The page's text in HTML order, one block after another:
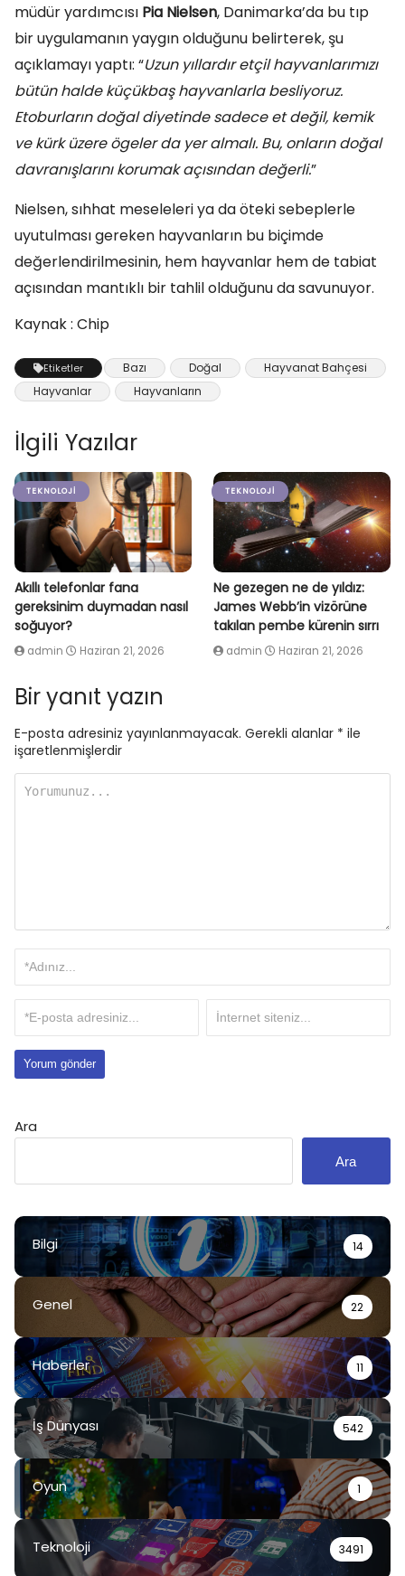
müdür yardımcısı Pia Nielsen, Danimarka’da bu tıp
bir uygulamanın yaygın olduğunu belirterek, şu
açıklamayı yaptı: “Uzun yıllardır etçil hayvanlarımızı
bütün halde küçükbaş hayvanlarla besliyoruz.
Etoburların doğal diyetinde sadece et değil, kemik
ve kürk üzere ögeler da yer almalı. Bu, onların doğal
davranışlarını korumak açısından değerli.”
Nielsen, sıhhat meseleleri ya da öteki sebeplerle
uyutulması gereken hayvanların bu biçimde
değerlendirilmesinin, hem hayvanlar hem de tabiat
açısından mantıklı bir tahlil olduğunu da savunuyor.
Kaynak : Chip
Etiketler Bazı Doğal
Hayvanat Bahçesi
Hayvanlar
Hayvanların
İlgili Yazılar
TEKNOLOJI
Akıllı telefonlar fana
gereksinim duymadan nasıl
soğuyor?
admin Haziran 21, 2026
TEKNOLOJI
Ne gezegen ne de yıldız:
James Webb’in vizörüne
takılan pembe kürenin sırrı
admin Haziran 21, 2026
Bir yanıt yazın
E-posta adresiniz yayınlanmayacak. Gerekli alanlar * ile
işaretlenmişlerdir
Ara
Ara
Bilgi 14
Genel 22
Haberler 11
İş Dünyası 542
Oyun 1
Teknoloji 3491